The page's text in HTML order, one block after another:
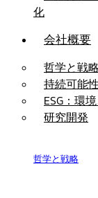
化
会社概要
哲学と戦略
持続可能
ESG：環
研究開発
哲学と戦略